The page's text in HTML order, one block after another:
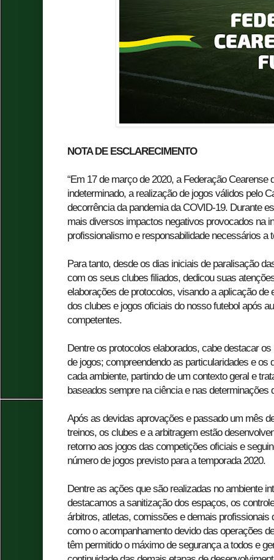
NOTA DE ESCLARECIMENTO
“Em 17 de março de 2020, a Federação Cearense
indeterminado, a realização de jogos válidos pelo
decorrência da pandemia da COVID-19. Durante
mais diversos impactos negativos provocados na
profissionalismo e responsabilidade necessários a
Para tanto, desde os dias iniciais de paralisação
com os seus clubes filiados, dedicou suas
elaborações de protocolos, visando a aplicação de
dos clubes e jogos oficiais do nosso futebol após
competentes.
Dentre os protocolos elaborados, cabe destacar
de jogos; compreendendo as particularidades e os
cada ambiente, partindo de um contexto geral e
baseados sempre na ciência e nas
Após as devidas aprovações e passado um mês
treinos, os clubes e a arbitragem estão
retorno aos jogos das competições oficiais e
número de jogos previsto para a temporada 2020.
Dentre as ações que são realizadas no ambiente
destacamos a sanitização dos espaços, os
árbitros, atletas, comissões e demais profissionais
como o acompanhamento devido das operações
têm permitido o máximo de segurança a todos e